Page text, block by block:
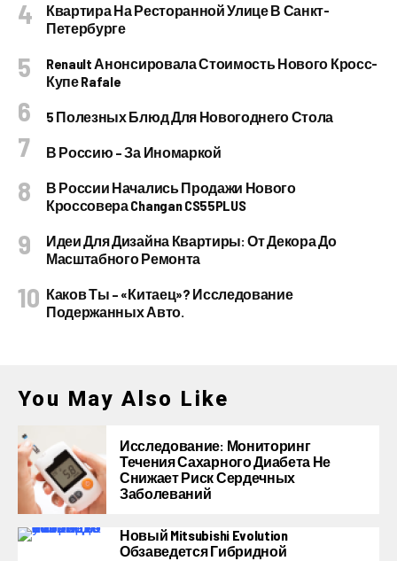
Квартира На Ресторанной Улице В Санкт-
Петербурге
Renault Анонсировала Стоимость Нового Кросс-
Купе Rafale
5 Полезных Блюд Для Новогоднего Стола
В Россию – За Иномаркой
В России Начались Продажи Нового
Кроссовера Changan CS55PLUS
Идеи Для Дизайна Квартиры: От Декора До
Масштабного Ремонта
Каков Ты – «китаец»? Исследование
Подержанных Авто.
You May Also Like
Исследование: Мониторинг
Течения Сахарного Диабета Не
Снижает Риск Сердечных
Заболеваний
Новый Mitsubishi Evolution
Обзаведется Гибридной